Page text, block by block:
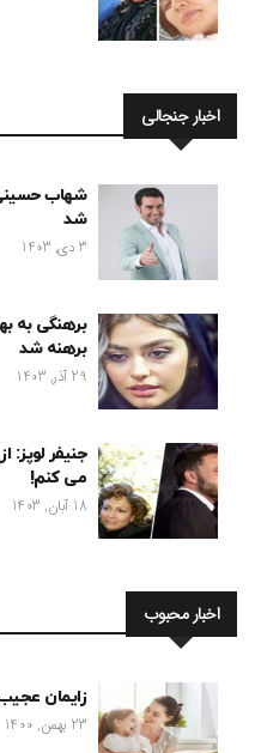
اخبار جنجالی
شهاب
شد
3 دی, 1403
برهنگی به
برهنه شد
29 آذر, 1403
جنیفر لوپز:
می کنم!
18 آبان, 1403
اخبار محبوب
زایمان
23 بهمن, 1400